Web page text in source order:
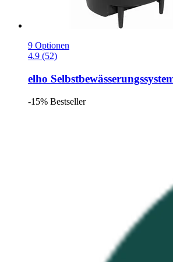
9 Optionen
4.9 (52)
elho
-15% Bestseller